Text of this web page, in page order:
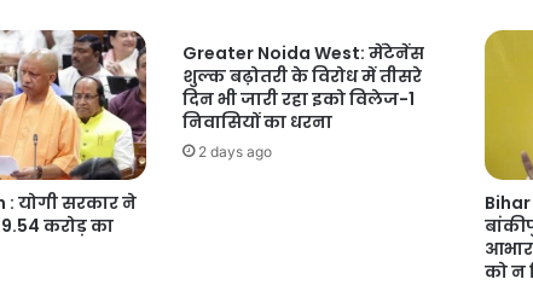
: योगी सरकार ने
करोड़ का
Greater Noida West: मेंटेनेंस
शुल्क बढ़ोतरी के विरोध में तीसरे
दिन भी जारी रहा इको विलेज-1
निवासियों का धरना
2 days ago
को न